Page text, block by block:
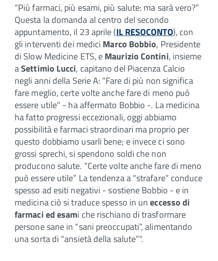
“Più farmaci, più esami, più salute: ma sarà vero?”
Questa la domanda al centro del secondo
appuntamento, il 23 aprile (IL RESOCONTO), con
gli interventi dei medici Marco Bobbio, Presidente
di Slow Medicine ETS, eMaurizio Contini, insieme
aSettimio Lucci, capitano del Piacenza Calcio
negli anni della Serie A: “Fare di più non significa
fare meglio, certe volte anche fare di meno può
essere utile” - ha affermato Bobbio -. La medicina
ha fatto progressi eccezionali, oggi abbiamo
possibilità e farmaci straordinari ma proprio per
questo dobbiamo usarli bene; e invece ci sono
grossi sprechi, si spendono soldi che non
producono salute. “Certe volte anche fare di meno
può essere utile” La tendenza a “strafare” conduce
spesso ad esiti negativi - sostiene Bobbio - e in
medicina ciò si traduce spesso in uneccesso di
farmaci ed esami che rischiano di trasformare
persone sane in “sani preoccupati”, alimentando
una sorta di “ansietà della salute”".